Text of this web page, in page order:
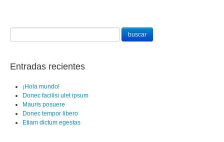
Entradas recientes
¡Hola mundo!
Donec facilisi ulet ipsum
Mauris posuere
Donec tempor libero
Etiam dictum egestas